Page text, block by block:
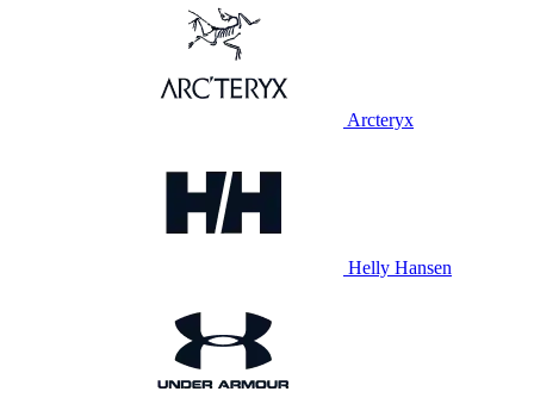
Arcteryx
Helly Hansen